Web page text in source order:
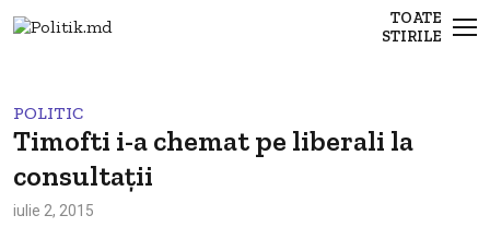
TOATE
STIRILE
POLITIC
Timofti i-a chemat pe liberali la
consultații
iulie 2, 2015